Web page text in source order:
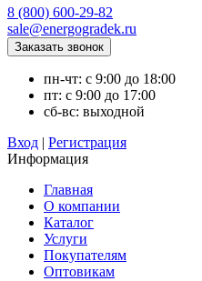
8 (800) 600-29-82
sale@energogradek.ru
пн-чт: с 9:00 до 18:00
пт: с 9:00 до 17:00
сб-вс: выходной
Вход | Регистрация
Информация
Главная
О компании
Каталог
Услуги
Покупателям
Оптовикам